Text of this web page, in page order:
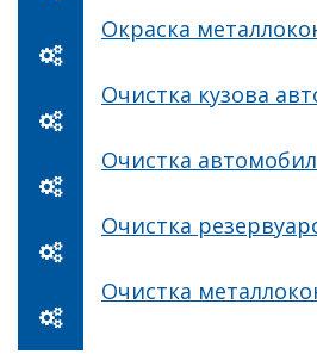
Окраска
Очистка кузова
Очистка
Очистка
Очистка